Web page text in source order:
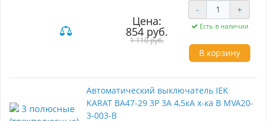
распределительных и групповых цепей.
Обеспечивает надежную защиту
электроприборов, освещения и двигателей с
различными пусковыми токами.
- Номинальный ток: 2A
- Характеристика: B (для электроприборов и
освещения), C (для двигателей с небольшими
пусковыми токами), D (для двигателей с
большими пусковыми токами)
Цена:
854 руб.
1 110 руб.
- +
Есть в наличии
В корзину
Автоматический выключатель IEK
KARAT ВА47-29 3Р 3А 4,5кА х-ка В MVA20-
3-003-B